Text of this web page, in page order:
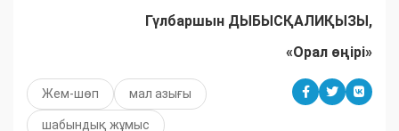
Гүлбаршын ДЫБЫСҚАЛИҚЫЗЫ,
«Орал өңірі»
Жем-шөп мал азығы
шабындық жұмыс